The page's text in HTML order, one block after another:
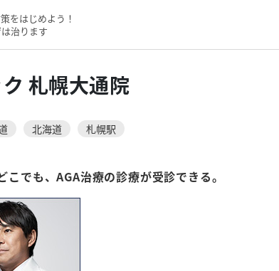
をはじめよう！
治ります
リニック 湘南美容クリニック 札幌大通院
札幌大通院
北海道 札幌駅
でも、AGA治療の診療が受診できる。